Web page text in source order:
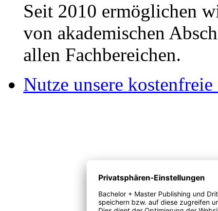
Seit 2010 ermöglichen
von akademischen
allen Fachbereichen.
Nutze unsere